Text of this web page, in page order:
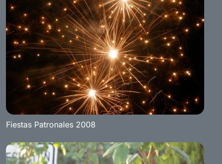
Fiestas Patronales 2008